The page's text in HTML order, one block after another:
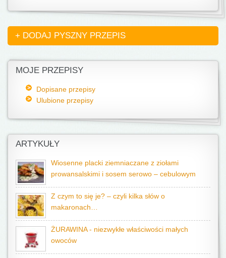
+ DODAJ PYSZNY PRZEPIS
MOJE PRZEPISY
Dopisane przepisy
Ulubione przepisy
ARTYKUŁY
Wiosenne placki ziemniaczane z ziołami
prowansalskimi i sosem serowo – cebulowym
Z czym to się je? – czyli kilka słów o
makaronach…
ŻURAWINA - niezwykłe właściwości małych
owoców